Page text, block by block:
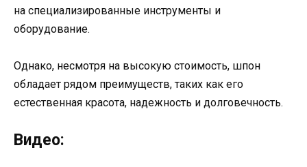
на специализированные инструменты и
оборудование.
Однако, несмотря на высокую стоимость, шпон
обладает рядом преимуществ, таких как его
естественная красота, надежность и долговечность.
Видео: